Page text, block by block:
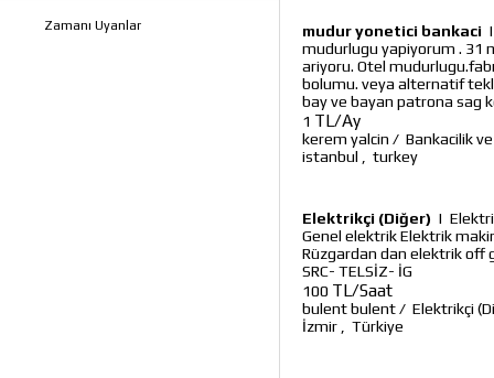
Zamanı Uyanlar mudur yonetici bankaci
mudurlugu yapiyorum . 31
ariyoru. Otel
bolumu. veya alternatif
bay ve bayan patrona sag
1 TL/Ay
kerem yalcin / Bankacilik
istanbul
turkey
Elektrikçi (Diğer) |
Genel elektrik Elektrik
Rüzgardan dan elektrik off
SRC- TELSİZ- İG
100 TL/Saat
bulent bulent/ Elektrikçi
İzmir
Türkiye